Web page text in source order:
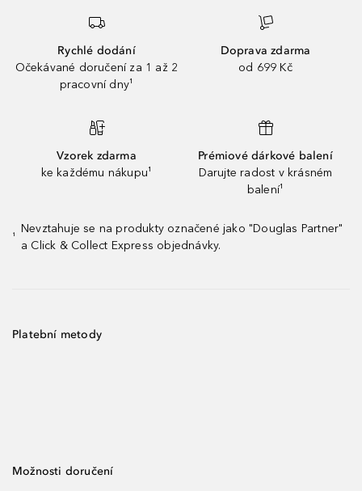
Rychlé dodání
Očekávané doručení za 1 až 2
pracovní dny¹
Doprava zdarma
od 699 Kč
Vzorek zdarma
ke každému nákupu¹
Prémiové dárkové balení
Darujte radost v krásném
balení¹
¹
Nevztahuje se na produkty označené jako "Douglas Partner"
a Click & Collect Express objednávky.
Platební metody
Možnosti doručení